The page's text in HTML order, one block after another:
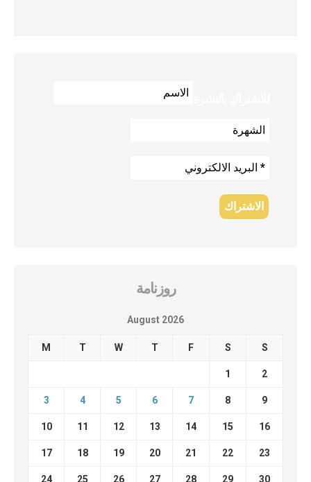
روزنامة
August 2026
M T W T F S S
1 2
3 4 5 6 7 8 9
10 11 12 13 14 15 16
17 18 19 20 21 22 23
24 25 26 27 28 29 30